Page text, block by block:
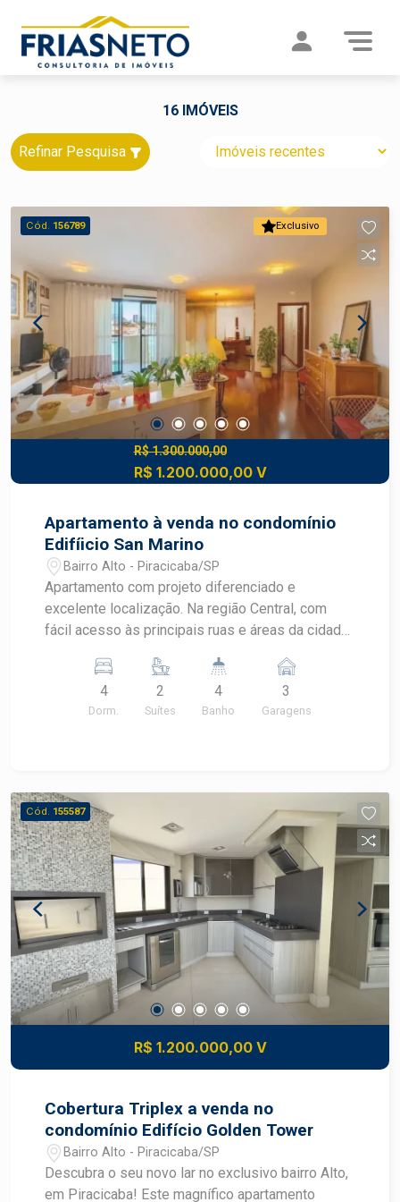
16 IMÓVEIS
Refinar Pesquisa
Exclusivo
Cód. 156789
R$ 1.300.000,00
R$ 1.200.000,00 V
Apartamento à venda no condomínio
Edifíicio San Marino
Bairro Alto - Piracicaba/SP
Apartamento com projeto diferenciado e
excelente localização. Na região Central, com
fácil acesso às principais ruas e áreas da cidade
221m² de área útil; - Ampla sala para 3 ambientes
com varanda; - 4 dormitórios com armários
planejados, sendo 2 suítes e 1 com closet; - Sala
paralelas O Edifício San Marino está localizado
em uma área de 5000m² de terreno com estrutura
de lazer completa, piscina adulto e infantil, sauna
seca e úmida, academia, playground, bicicletário,
quadra de squash, quadra poliesportiva com
arquibancada, sala de jogos, espaço home office,
2 salões de festas, sendo 1 na área externa com
duas churrasqueiras, portaria 24 h.
4
Dorm.
2
Suítes
4
Banho
3
Garagens
Cód. 155587
R$ 1.200.000,00 V
Cobertura Triplex a venda no
condomínio Edifício Golden Tower
Bairro Alto - Piracicaba/SP
Descubra o seu novo lar no exclusivo bairro Alto,
em Piracicaba! Este magnífico apartamento